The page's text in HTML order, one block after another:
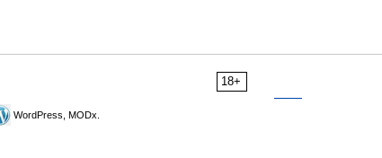
18+
WordPress, MODx.